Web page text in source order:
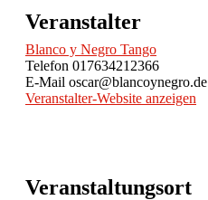
Veranstalter
Blanco y Negro Tango
Telefon 017634212366
E-Mail oscar@blancoynegro.de
Veranstalter-Website anzeigen
Veranstaltungsort